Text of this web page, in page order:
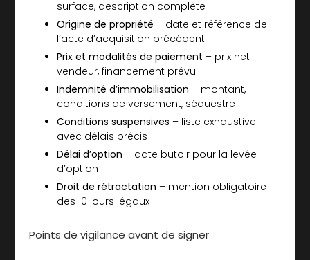
surface, description complète
Origine de propriété – date et référence de
l’acte d’acquisition précédent
Prix et modalités de paiement – prix net
vendeur, financement prévu
Indemnité d’immobilisation – montant,
conditions de versement, séquestre
Conditions suspensives – liste exhaustive
avec délais précis
Délai d’option – date butoir pour la levée
d’option
Droit de rétractation – mention obligatoire
des 10 jours légaux
Points de vigilance avant de signer